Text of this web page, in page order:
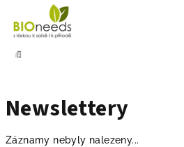
obsah
DOMŮ
Newslettery
Záznamy nebyly nalezeny...